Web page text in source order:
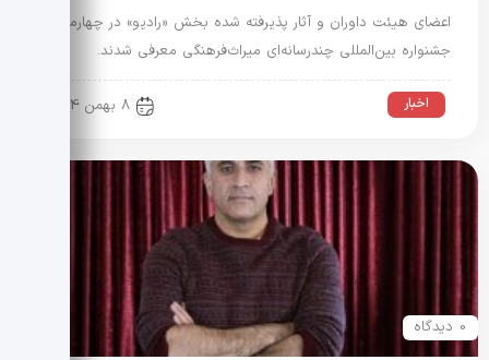
اعضای هیئت داوران و آثار پذیرفته شده بخش «رادیو» در چهارمین
جشنواره بین‌المللی چندرسانه‌ای میراث‌فرهنگی معرفی شدند.
اخبار 8 بهمن 1404
0 دیدگاه